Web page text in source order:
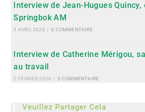
Interview de Jean-Hugues Quincy,
Springbok AM
3 AVRIL 2026 / 0 COMMENTAIRE
Interview de Catherine Mérigou,
au travail
2 FÉVRIER 2026 / 0 COMMENTAIRE
Veuillez Partager Cela